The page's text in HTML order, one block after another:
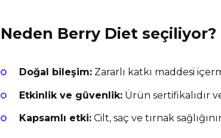
Neden Berry Diet seçiliyor?
Doğal bileşim:Zararlı katkı maddesi
Etkinlik ve güvenlik:Ürün sertifikalıdır
Kapsamlı etki:Cilt, saç ve tırnak